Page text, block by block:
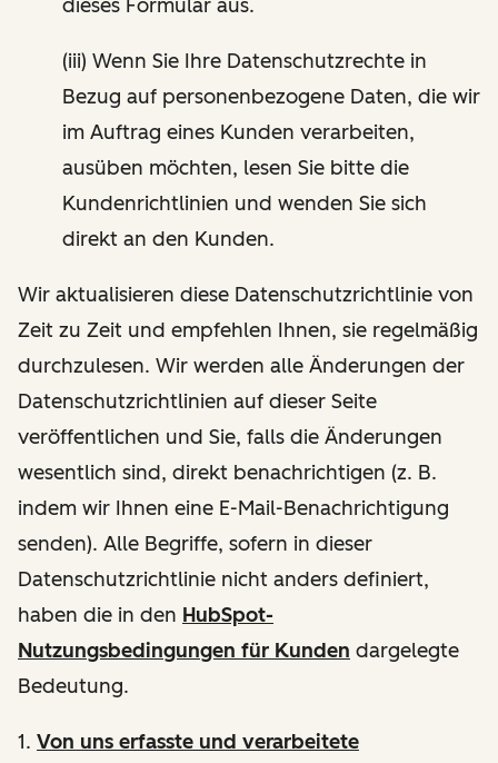
dieses Formular aus.
(iii) Wenn Sie Ihre Datenschutzrechte in
Bezug auf personenbezogene Daten, die wir
im Auftrag eines Kunden verarbeiten,
ausüben möchten, lesen Sie bitte die
Kundenrichtlinien und wenden Sie sich
direkt an den Kunden.
Wir aktualisieren diese Datenschutzrichtlinie von
Zeit zu Zeit und empfehlen Ihnen, sie regelmäßig
durchzulesen. Wir werden alle Änderungen der
Datenschutzrichtlinien auf dieser Seite
veröffentlichen und Sie, falls die Änderungen
wesentlich sind, direkt benachrichtigen (z. B.
indem wir Ihnen eine E-Mail-Benachrichtigung
senden). Alle Begriffe, sofern in dieser
Datenschutzrichtlinie nicht anders definiert,
haben die in den HubSpot-
Nutzungsbedingungen für Kunden dargelegte
Bedeutung.
1. Von uns erfasste und verarbeitete